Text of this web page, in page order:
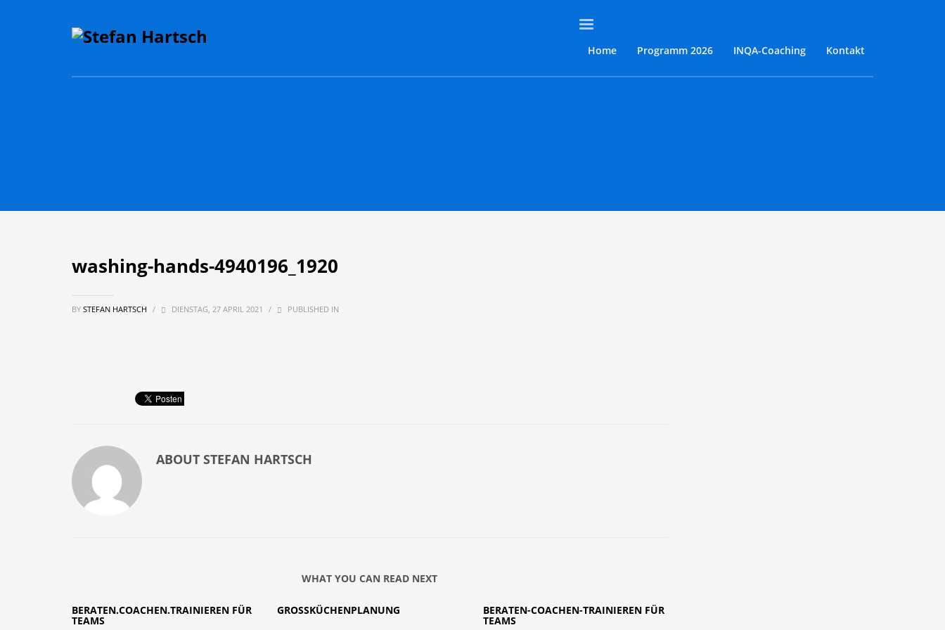
Home Programm 2026 INQA-Coaching Kontakt
washing-hands-4940196_1920
BY STEFAN HARTSCH / DIENSTAG, 27 APRIL 2021 / PUBLISHED IN
ABOUT STEFAN HARTSCH
WHAT YOU CAN READ NEXT
BERATEN.COACHEN.TRAINIEREN FÜR
TEAMS
GROSSKÜCHENPLANUNG BERATEN-COACHEN-TRAINIEREN FÜR
TEAMS